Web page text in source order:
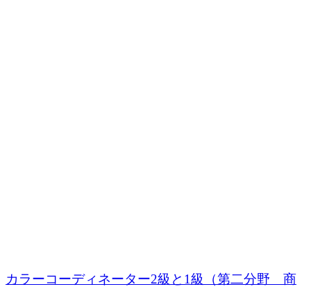
カラーコーディネーター2級と1級（第二分野 商